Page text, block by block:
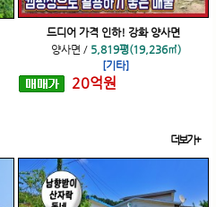
드디어 가격 인하! 강화 양사면
양사면 / 5,819평(19,236㎡)
[기타]
20억원
더보기+